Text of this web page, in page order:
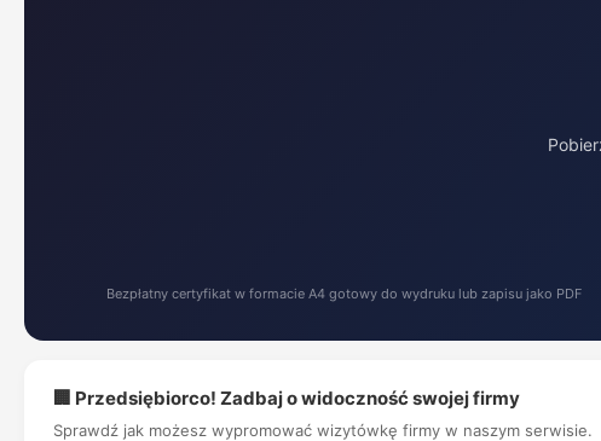
Bezpłatny certyfikat w formacie A4 gotowy do wydruku lub zapisu jako PDF
🏢 Przedsiębiorco! Zadbaj o widoczność swojej firmy
Sprawdź jak możesz wypromować wizytówkę firmy w naszym serwisie.